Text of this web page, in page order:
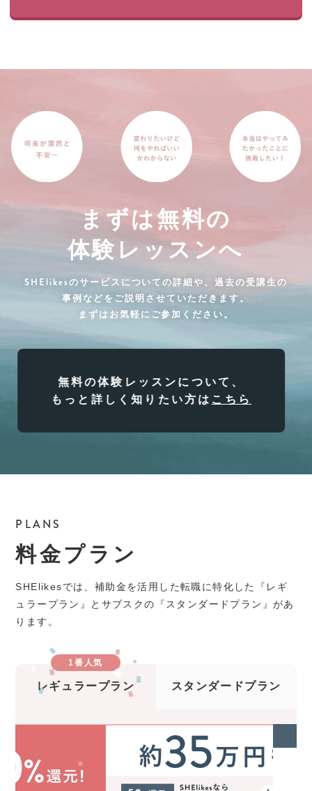
まずは無料の
体験レッスンへ
SHElikesのサービスについての詳細や、過去の受講生の
事例などをご説明させていただきます。
まずはお気軽にご参加ください。
無料の体験レッスンについて、
もっと詳しく知りたい方はこちら
PLANS
料金プラン
SHElikesでは、補助金を活用した転職に特化した『レギ
ュラープラン』とサブスクの『スタンダードプラン』があ
ります。
レギュラープラン
1番人気
スタンダードプラン